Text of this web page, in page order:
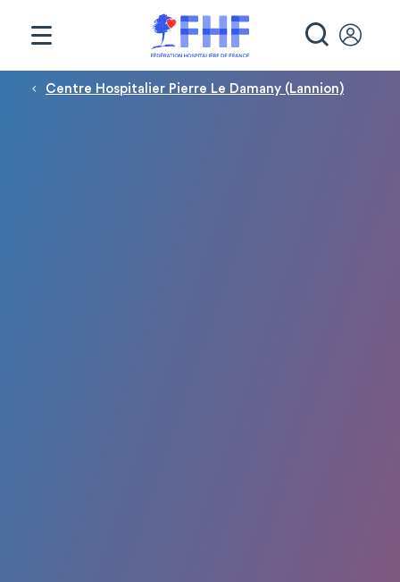
Fil d'Ariane
Centre Hospitalier Pierre Le Damany (Lannion)
Panneau de gestion des cookies